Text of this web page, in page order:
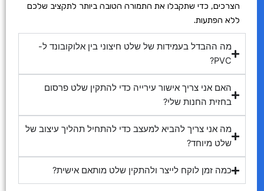
הצרכים, כדי שתקבלו את התמורה הטובה ביותר לתקציב שלכם
ללא הפתעות.
מה ההבדל בעמידות של שלט חיצוני בין אלוקובונד ל-
PVC?
האם אני צריך אישור עירייה כדי להתקין שלט פרסום
בחזית החנות שלי?
מה אני צריך להביא למעצב כדי להתחיל תהליך עיצוב של
שלט מיוחד?
כמה זמן לוקח לייצר ולהתקין שלט מותאם אישית?